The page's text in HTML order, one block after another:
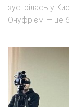
зустрілась у
Онуфрієм — це